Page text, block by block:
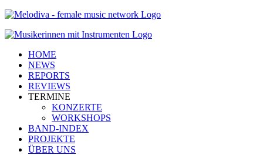
HOME
NEWS
REPORTS
REVIEWS
TERMINE
KONZERTE
WORKSHOPS
BAND-INDEX
PROJEKTE
ÜBER UNS